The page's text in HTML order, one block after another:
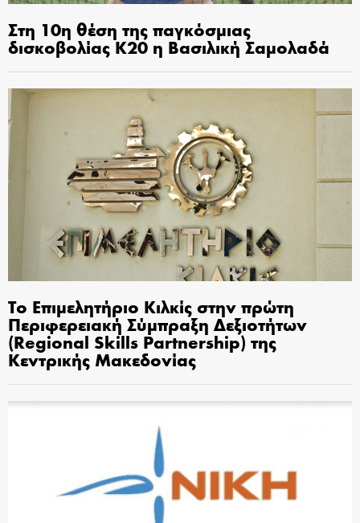
Στη 10η θέση της παγκόσμιας
δισκοβολίας Κ20 η Βασιλική Σαμολαδά
Το Επιμελητήριο Κιλκίς στην πρώτη
Περιφερειακή Σύμπραξη Δεξιοτήτων
(Regional Skills Partnership) της
Κεντρικής Μακεδονίας